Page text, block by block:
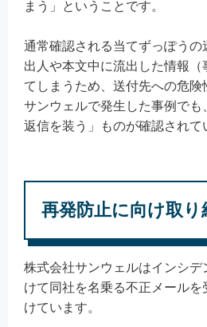
まう」ということです。
通常確認される当てずっぽう
出人や本文中に流出した情報
てしまうため、送付先への危
サンウェルで発生した事例で
返信を装う」ものが確認されて
再発防止に向け取り
株式会社サンウェルはインシデ
けて同社を名乗る不正メール
けています。